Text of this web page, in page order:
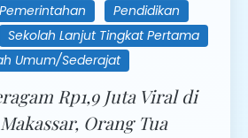
Pemerintahan
Pendidikan
Sekolah Lanjut Tingkat Pertama
Umum/Sederajat
Rp1,9 Juta Viral di
Orang Tua